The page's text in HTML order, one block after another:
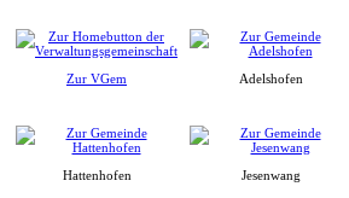
Zur VGem Adelshofen
Hattenhofen Jesenwang